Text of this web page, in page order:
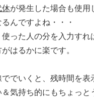
休が発生した場合も使用
んですよね・・・
った人の分を入力すれ
はるかに楽です。
でいくと、残時間を表
気持ち的にもちょっと